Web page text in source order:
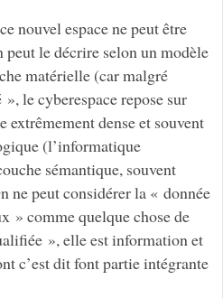
nouvel espace ne peut être
le décrire selon un modèle
matérielle (car malgré
le cyberespace repose sur
dense et souvent
(l’informatique
sémantique, souvent
ne peut considérer la « donnée
» comme quelque chose de
», elle est information et
c’est dit font partie intégrante